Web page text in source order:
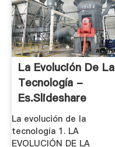
La Evolución De La
Tecnología -
Es.slideshare
La evolución de la
tecnología 1. LA
EVOLUCIÓN DE LA